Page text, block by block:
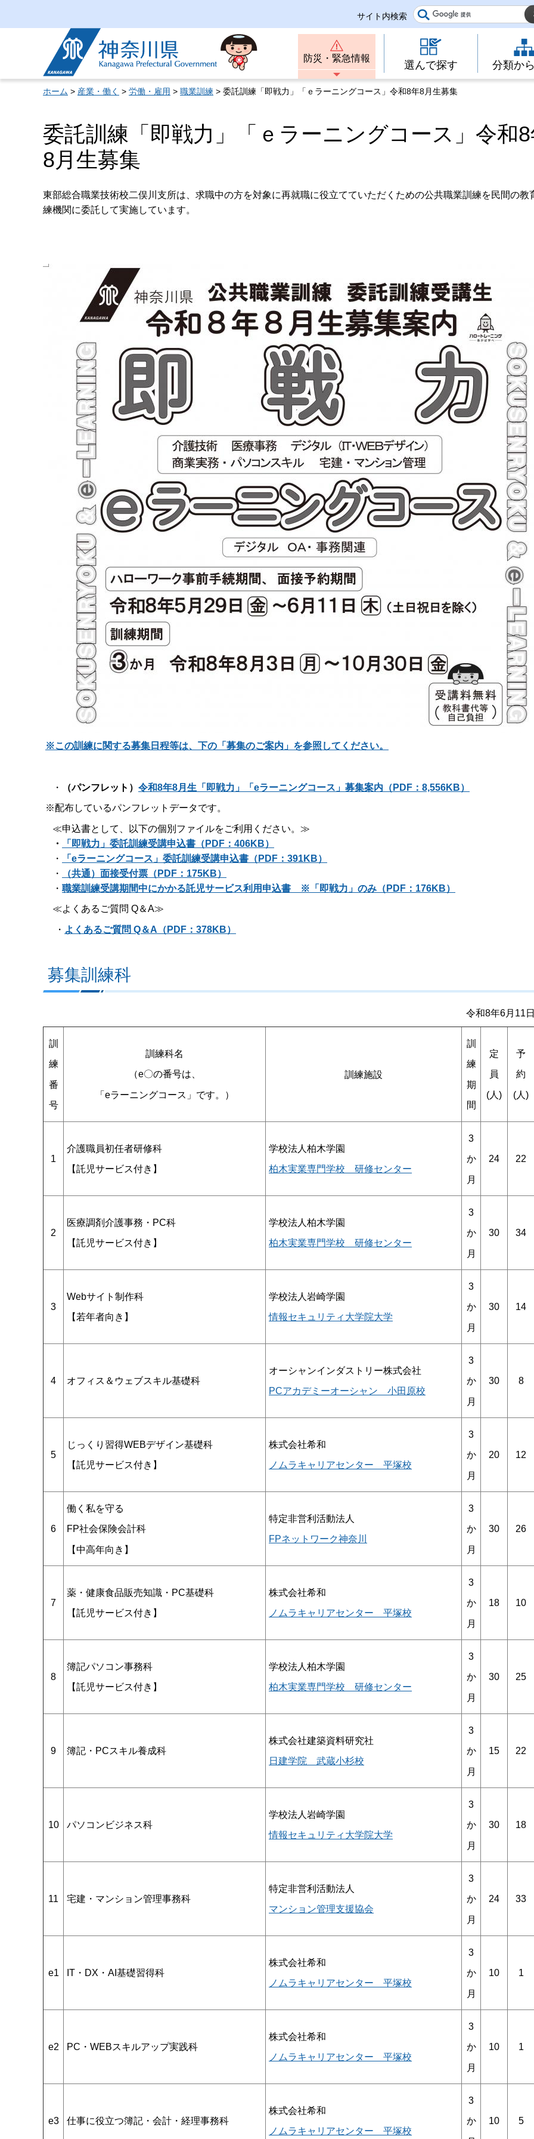
サイト内検索
神奈川県
防災・緊急情報
選んで探す 分類か
ホーム > 産業・働く > 労働・雇用 > 職業訓練 > 委託訓練「即戦力」「ｅラーニングコース」令和8年8月生募集
委託訓練「即戦力」「ｅラーニングコース」令和
8月生募集
東部総合職業技術校二俣川支所は、求職中の方を対象に再就職に役立てていただくための公共職業訓練を民間の教
練機関に委託して実施しています。
※この訓練に関する募集日程等は、下の「募集のご案内」を参照してください。
・ （パンフレット） 令和8年8月生「即戦力」「eラーニングコース」募集案内（PDF：8,556KB）
※配布しているパンフレットデータです。
≪申込書として、以下の個別ファイルをご利用ください。≫
・
「即戦力」委託訓練受講申込書（PDF：406KB）
・
「eラーニングコース」委託訓練受講申込書（PDF：391KB）
・
（共通）面接受付票（PDF：175KB）
・ 職業訓練受講期間中にかかる託児サービス利用申込書 ※「即戦力」のみ（PDF：176KB）
≪よくあるご質問 Q＆A≫
・ よくあるご質問 Q＆A（PDF：378KB）
募集訓練科
令和8年6月11
訓
練
番
号
訓練科名
（e〇の番号は、
「eラーニングコース」です。）
訓練施設
訓
練
期
間
定
員
(人)
予
約
(人)
1
介護職員初任者研修科
【託児サービス付き】
学校法人柏木学園
柏木実業専門学校 研修センター
3
か
月
24 22
2
医療調剤介護事務・PC科
【託児サービス付き】
学校法人柏木学園
柏木実業専門学校 研修センター
3
か
月
30 34
3
Webサイト制作科
【若年者向き】
学校法人岩崎学園
情報セキュリティ大学院大学
3
か
月
30 14
4 オフィス＆ウェブスキル基礎科
オーシャンインダストリー株式会社
PCアカデミーオーシャン 小田原校
3
か
月
30 8
5
じっくり習得WEBデザイン基礎科
【託児サービス付き】
株式会社希和
ノムラキャリアセンター 平塚校
3
か
月
20 12
6
働く私を守る
FP社会保険会計科
【中高年向き】
特定非営利活動法人
FPネットワーク神奈川
3
か
月
30 26
7
薬・健康食品販売知識・PC基礎科
【託児サービス付き】
株式会社希和
ノムラキャリアセンター 平塚校
3
か
月
18 10
8
簿記パソコン事務科
【託児サービス付き】
学校法人柏木学園
柏木実業専門学校 研修センター
3
か
月
30 25
9 簿記・PCスキル養成科
株式会社建築資料研究社
日建学院 武蔵小杉校
3
か
月
15 22
10 パソコンビジネス科
学校法人岩崎学園
情報セキュリティ大学院大学
3
か
月
30 18
11 宅建・マンション管理事務科
特定非営利活動法人
マンション管理支援協会
3
か
月
24 33
e1 IT・DX・AI基礎習得科
株式会社希和
ノムラキャリアセンター 平塚校
3
か
月
10 1
e2 PC・WEBスキルアップ実践科
株式会社希和
ノムラキャリアセンター 平塚校
3
か
月
10 1
e3 仕事に役立つ簿記・会計・経理事務科
株式会社希和
ノムラキャリアセンター 平塚校
3
か 10 5